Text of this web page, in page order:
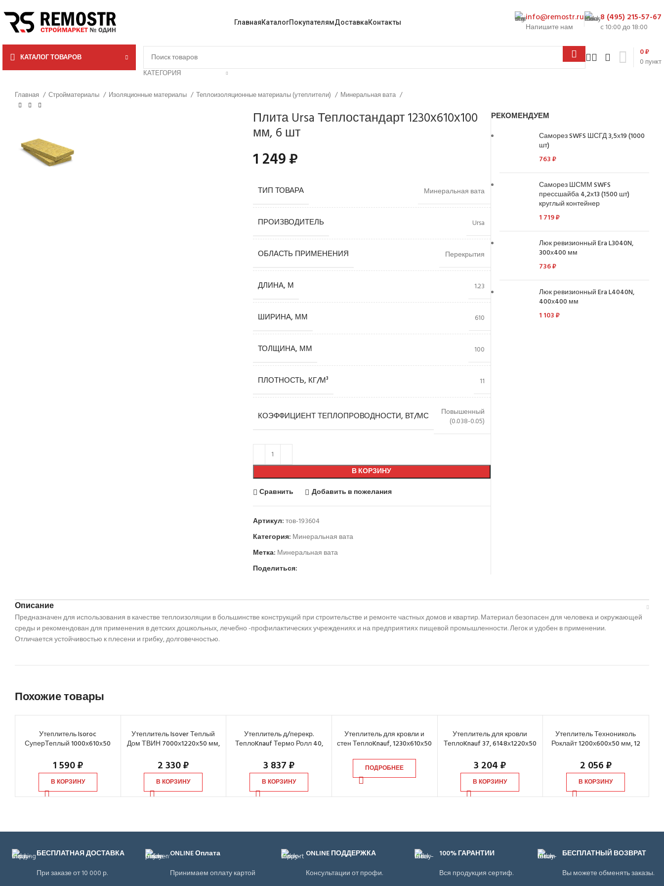
ГлавнаяКаталогПокупателямДоставкаКонтакты info@remostr.ru
Напишите нам
8 (495) 215-57-67
c 10:00 до 18:00
КАТАЛОГ ТОВАРОВ
КАТЕГОРИЯ
0 пункт
0₽
Главная Стройматериалы Изоляционные материалы Теплоизоляционные материалы (утеплители) Минеральная вата
Плита Ursa Теплостандарт 1230х610х100
мм, 6 шт
1 249₽
ТИП ТОВАРА Минеральная вата
ПРОИЗВОДИТЕЛЬ Ursa
ОБЛАСТЬ ПРИМЕНЕНИЯ Перекрытия
ДЛИНА, М 1.23
ШИРИНА, ММ 610
ТОЛЩИНА, ММ 100
ПЛОТНОСТЬ, КГ/М³ 11
КОЭФФИЦИЕНТ ТЕПЛОПРОВОДНОСТИ, ВТ/МС
Повышенный
(0.038-0.05)
В КОРЗИНУ
Сравнить
Добавить в пожелания
Артикул:тов-193604
Категория: Минеральная вата
Метка: Минеральная вата
Поделиться:
РЕКОМЕНДУЕМ
Саморез SWFS ШСГД 3,5х19 (1000
шт)
763₽
Саморез ШСММ SWFS
прессшайба 4,2х13 (1500 шт)
круглый контейнер
1 719₽
Люк ревизионный Era L3040N,
300х400 мм
736₽
Люк ревизионный Era L4040N,
400х400 мм
1 103₽
Описание
Предназначен для использования в качестве теплоизоляции в большинстве конструкций при строительстве и ремонте частных домов и квартир. Материал безопасен для человека и окружающей
среды и рекомендован для применения в детских дошкольных, лечебно -профилактических учреждениях и на предприятиях пищевой промышленности. Легок и удобен в применении.
Отличается устойчивостью к плесени и грибку, долговечностью.
Похожие товары
Утеплитель Isoroc
СуперТеплый 1000х610х50
1 590₽
В КОРЗИНУ
Утеплитель Isover Теплый
Дом ТВИН 7000х1220х50 мм,
2 330₽
В КОРЗИНУ
Утеплитель д/перекр.
ТеплоKnauf Термо Ролл 40,
3 837₽
В КОРЗИНУ
Утеплитель для кровли и
стен ТеплоKnauf, 1230х610х50
ПОДРОБНЕЕ
Утеплитель для кровли
ТеплоKnauf 37, 6148х1220х50
3 204₽
В КОРЗИНУ
Утеплитель Технониколь
Роклайт 1200х600х50 мм, 12
2 056₽
В КОРЗИНУ
БЕСПЛАТНАЯ ДОСТАВКА
При заказе от 10 000 р.
ONLINE Оплата
Принимаем оплату картой
ONLINE ПОДДЕРЖКА
Консультации от профи.
100% ГАРАНТИИ
Вся продукция сертиф.
БЕСПЛАТНЫЙ ВОЗВРАТ
Вы можете обменять заказы.